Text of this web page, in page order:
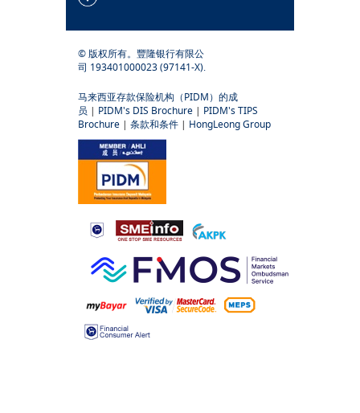
© 版权所有。豐隆银行有限公
司 193401000023 (97141-X).
马来西亚存款保险机构（PIDM）的成
员 | PIDM's DIS Brochure | PIDM's TIPS
Brochure |条款和条件 | HongLeong Group